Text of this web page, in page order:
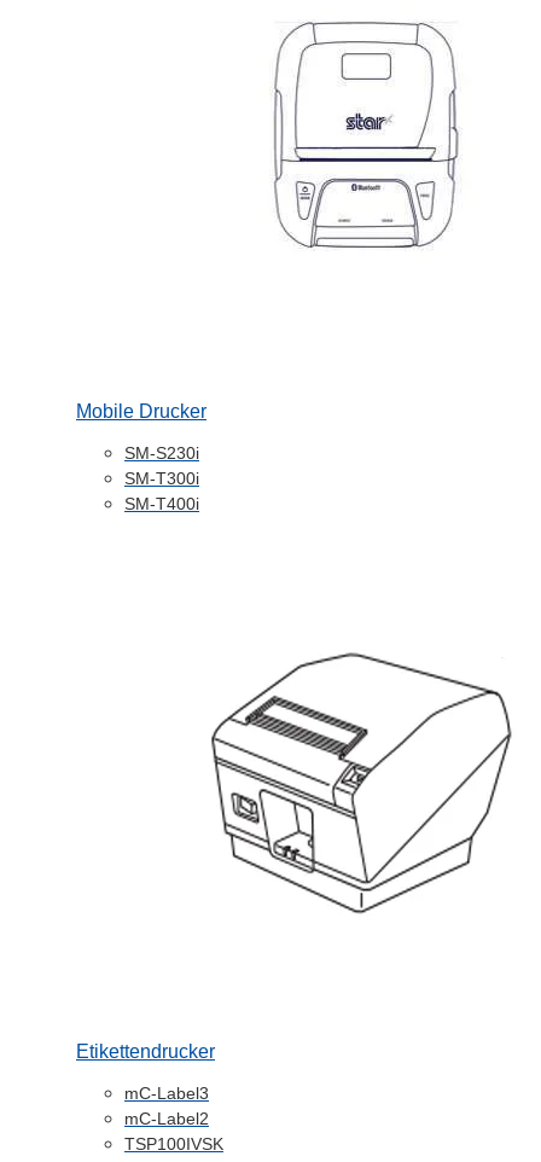
Mobile Drucker
SM-S230i
SM-T300i
SM-T400i
Etikettendrucker
mC-Label3
mC-Label2
TSP100IVSK